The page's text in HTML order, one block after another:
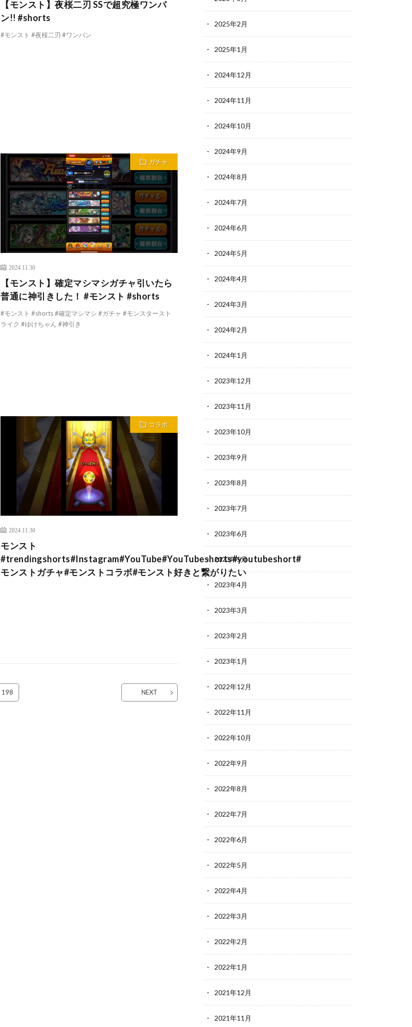
【モンスト】夜桜二刃 SSで超究極ワンパ
ン!! #shorts
#モンスト #夜桜二刃 #ワンパン
ガチャ
2024.11.30
【モンスト】確定マシマシガチャ引いたら
普通に神引きした！ #モンスト #shorts
#モンスト #shorts #確定マシマシ #ガチャ #モンスタースト
ライク #ゆけちゃん #神引き
コラボ
2024.11.30
モンスト
#trendingshorts#Instagram#YouTube#YouTubeshorts#youtubeshort#
モンストガチャ#モンストコラボ#モンスト好きと繋がりたい
198 NEXT
2025年2月
2025年1月
2024年12月
2024年11月
2024年10月
2024年9月
2024年8月
2024年7月
2024年6月
2024年5月
2024年4月
2024年3月
2024年2月
2024年1月
2023年12月
2023年11月
2023年10月
2023年9月
2023年8月
2023年7月
2023年6月
2023年5月
2023年4月
2023年3月
2023年2月
2023年1月
2022年12月
2022年11月
2022年10月
2022年9月
2022年8月
2022年7月
2022年6月
2022年5月
2022年4月
2022年3月
2022年2月
2022年1月
2021年12月
2021年11月